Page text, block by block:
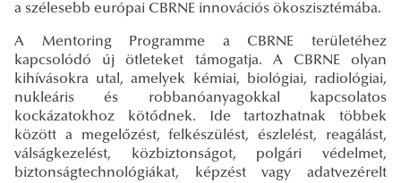
a szélesebb európai CBRNE innovációs ökoszisztémába.
A Mentoring Programme a CBRNE területéhez
kapcsolódó új ötleteket támogatja. A CBRNE olyan
kihívásokra utal, amelyek kémiai, biológiai, radiológiai,
nukleáris és robbanóanyagokkal kapcsolatos
kockázatokhoz kötődnek. Ide tartozhatnak többek
között a megelőzést, felkészülést, észlelést, reagálást,
válságkezelést, közbiztonságot, polgári védelmet,
biztonságtechnológiákat, képzést vagy adatvezérelt